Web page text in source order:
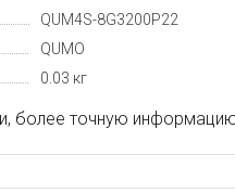
QUM4S-8G3200P22
QUMO
0.03 кг
более точную